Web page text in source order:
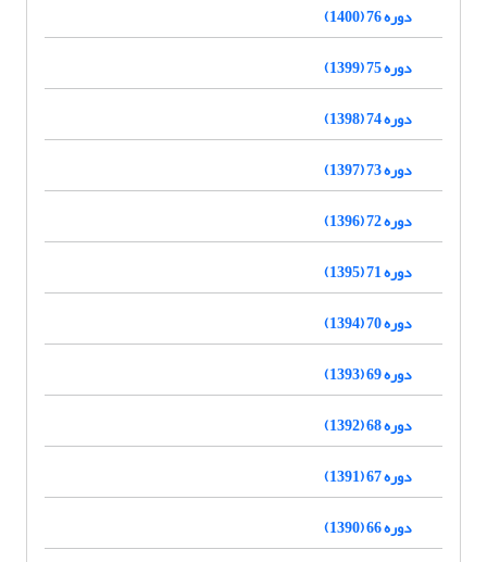
دوره 76 (1400)
دوره 75 (1399)
دوره 74 (1398)
دوره 73 (1397)
دوره 72 (1396)
دوره 71 (1395)
دوره 70 (1394)
دوره 69 (1393)
دوره 68 (1392)
دوره 67 (1391)
دوره 66 (1390)